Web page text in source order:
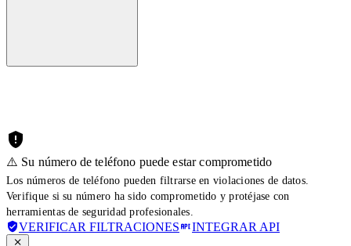
⚠️ Su número de teléfono puede estar comprometido
Los números de teléfono pueden filtrarse en violaciones de datos.
Verifique si su número ha sido comprometido y protéjase con
herramientas de seguridad profesionales.
VERIFICAR FILTRACIONES INTEGRAR API